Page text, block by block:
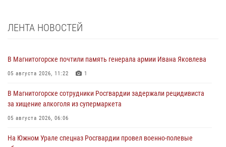
ЛЕНТА НОВОСТЕЙ
В Магнитогорске почтили память генерала армии Ивана Яковлева
05 августа 2026, 11:22 1
В Магнитогорске сотрудники Росгвардии задержали рецидивиста
за хищение алкоголя из супермаркета
05 августа 2026, 06:06
На Южном Урале спецназ Росгвардии провел военно-полевые